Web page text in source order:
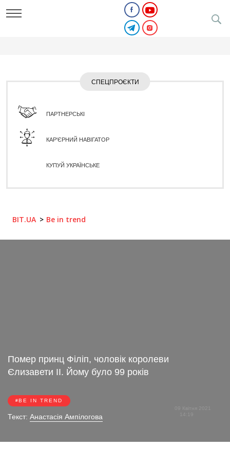
СПЕЦПРОЄКТИ
ПАРТНЕРСЬКІ
КАР'ЄРНИЙ НАВІГАТОР
КУПУЙ УКРАЇНСЬКЕ
BIT.UA Be in trend
Помер принц Філіп, чоловік королеви
Єлизавети II. Йому було 99 років
BE IN TREND
Текст: Анастасія Ампілогова
09 Квітня 2021
14:19